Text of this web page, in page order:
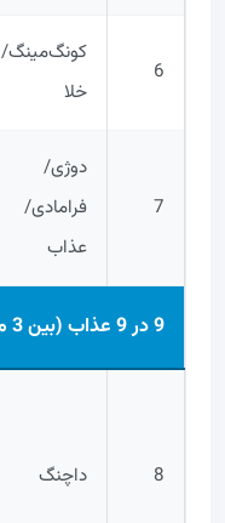
6
کونگ‌مینگ/
خلا
7
دوژی/
فرامادی/
عذاب
9 در 9 عذاب (بین 3 مرحله دوژی)
8 داچنگ